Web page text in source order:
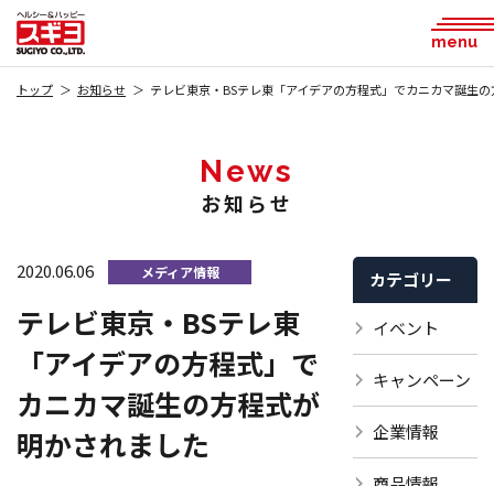
menu
トップ お知らせ テレビ東京・BSテレ東「アイデアの方程式」でカニカマ誕生
News
お知らせ
2020.06.06 メディア情報
テレビ東京・BSテレ東
「アイデアの方程式」で
カニカマ誕生の方程式が
明かされました
カテゴリー
イベント
キャンペーン
企業情報